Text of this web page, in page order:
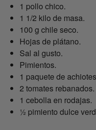
1 pollo chico.
1 1/2 kilo de masa.
100 g chile seco.
Hojas de plátano.
Sal al gusto.
Pimientos.
1 paquete de
2 tomates rebanados.
1 cebolla en rodajas.
½ pimiento dulce